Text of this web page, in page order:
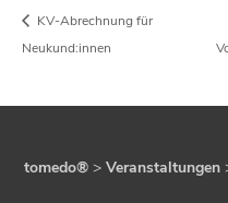
KV-Abrechnung für
Neukund:innen
tomedo® >Veranstaltungen